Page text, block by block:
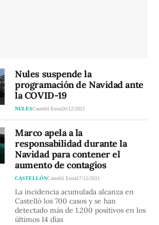
Nules suspende la
programación de Navidad ante
la COVID-19
NULESCastelló Extra20/12/2021
Marco apela a la
responsabilidad durante la
Navidad para contener el
aumento de contagios
CASTELLÓNCastelló Extra17/12/2021
La incidencia acumulada alcanza en
Castelló los 700 casos y se han
detectado más de 1.200 positivos en los
últimos 14 días